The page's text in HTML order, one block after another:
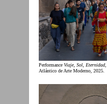
Performance Viaje, Sol, Eternidad
Atlántico de Arte Moderno, 2025.